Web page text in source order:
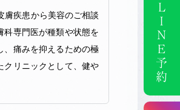
ＬＩＮＥ予約
膚疾患から美容のご相談
科専門医が種類や状態を
、痛みを抑えるための極
クリニックとして、健や